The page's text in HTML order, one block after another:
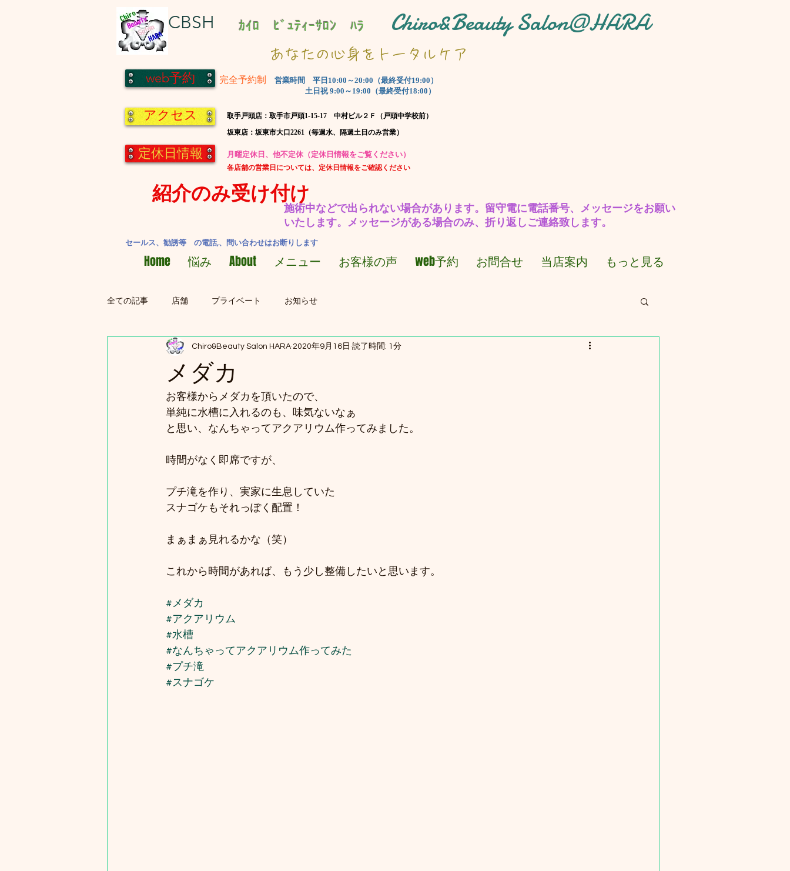
CBSH ｶｲﾛ ﾋﾞｭﾃｨｰｻﾛﾝ ﾊﾗ Chiro&Beauty Salon@HARA
​あなたの心身をトータルケア
web予約 完全予約制
​営業時間 平日10:00～20:00（最終受付19:00）
土日祝 9:00～19:00（最終受付18:00）
アクセス
​取手戸頭店：取手市戸頭1-15-17 中村ビル２Ｆ（戸頭中学校前）
​坂東店：坂東市大口2261（毎週水、隔週土日のみ営業）
定休日情報 ​月曜定休日、他不定休（定休日情報をご覧ください）
​各店舗の営業日については、定休日情報をご確認ください
セールス、勧誘等 の電話,、問い合わせはお断りします
紹介のみ受け付け
施術中などで出られない場合があります。​留守電に電話番号、メッセージをお願い
いたします。 ​メッセージがある場合のみ、折り返しご連絡致します。
Home 悩み About メニュー お客様の声 web予約 お問合せ 当店案内 もっと見る
全ての記事 店舗 プライベート お知らせ
メダカ
Chiro&Beauty Salon HARA 2020年9月16日 読了時間: 1分
お客様からメダカを頂いたので、
単純に水槽に入れるのも、味気ないなぁ
と思い、なんちゃってアクアリウム作ってみました。
時間がなく即席ですが、
プチ滝を作り、実家に生息していた
スナゴケもそれっぽく配置！
まぁまぁ見れるかな（笑）
これから時間があれば、もう少し整備したいと思います。
#メダカ
#アクアリウム
#水槽
#なんちゃってアクアリウム作ってみた
#プチ滝
#スナゴケ